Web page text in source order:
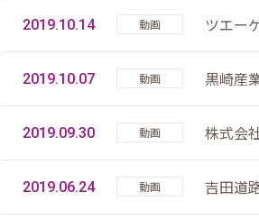
2019.10.14 動画 ツエー
2019.10.07 動画 黒崎産
2019.09.30 動画 株式会
2019.06.24 動画 吉田道